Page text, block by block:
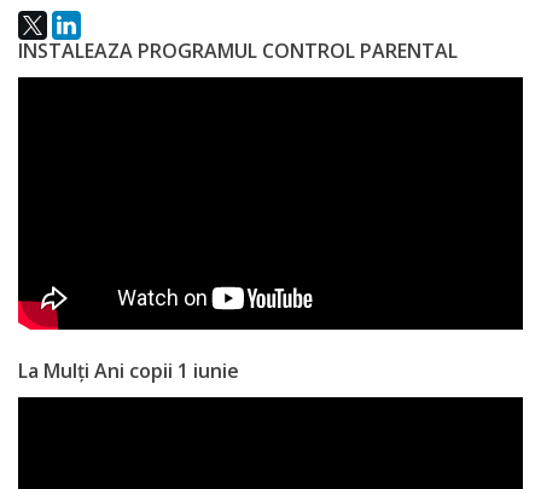
Știri
și
regulamente
Legislație
internațională
INSTALEAZA PROGRAMUL CONTROL PARENTAL
La Mulți Ani copii 1 iunie